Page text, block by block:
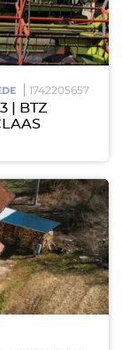
1742205657
| BTZ